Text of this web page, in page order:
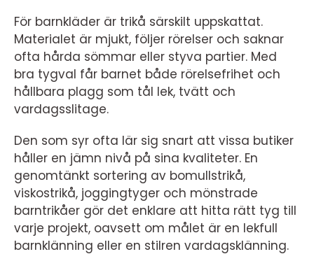
För barnkläder är trikå särskilt uppskattat.
Materialet är mjukt, följer rörelser och saknar
ofta hårda sömmar eller styva partier. Med
bra tygval får barnet både rörelsefrihet och
hållbara plagg som tål lek, tvätt och
vardagsslitage.
Den som syr ofta lär sig snart att vissa butiker
håller en jämn nivå på sina kvaliteter. En
genomtänkt sortering av bomullstrikå,
viskostrikå, joggingtyger och mönstrade
barntrikåer gör det enklare att hitta rätt tyg till
varje projekt, oavsett om målet är en lekfull
barnklänning eller en stilren vardagsklänning.